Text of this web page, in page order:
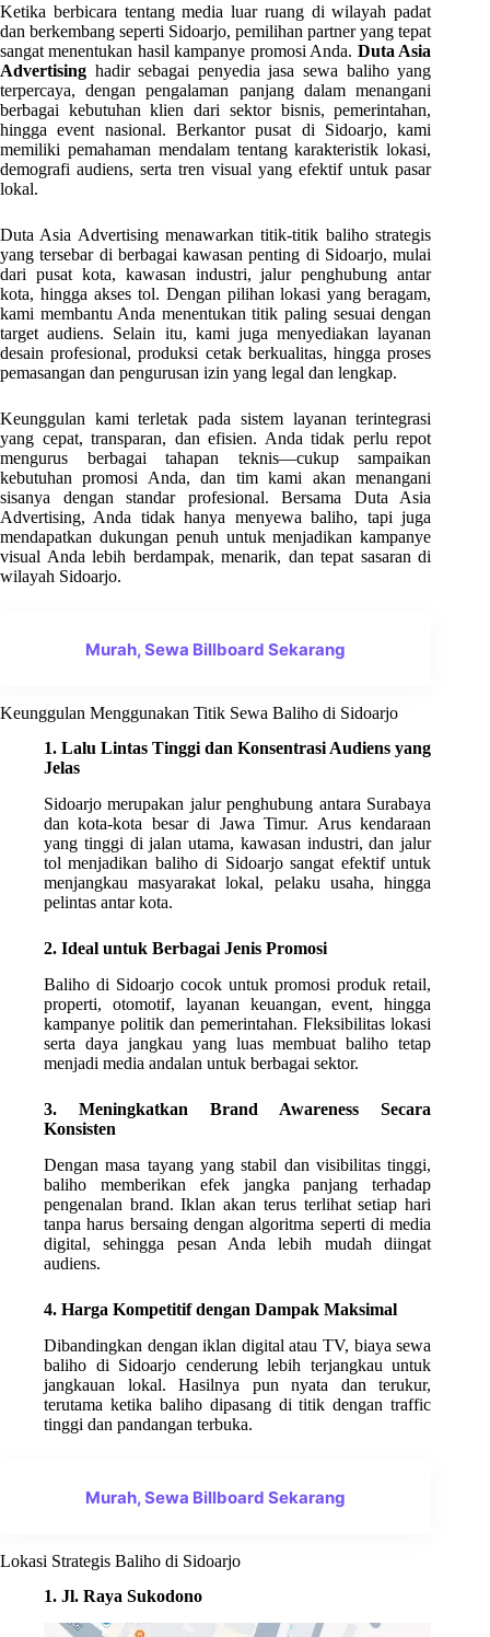
Ketika berbicara tentang media luar ruang di wilayah padat
dan berkembang seperti Sidoarjo, pemilihan partner yang tepat
sangat menentukan hasil kampanye promosi Anda. Duta Asia
Advertising hadir sebagai penyedia jasa sewa baliho yang
terpercaya, dengan pengalaman panjang dalam menangani
berbagai kebutuhan klien dari sektor bisnis, pemerintahan,
hingga event nasional. Berkantor pusat di Sidoarjo, kami
memiliki pemahaman mendalam tentang karakteristik lokasi,
demografi audiens, serta tren visual yang efektif untuk pasar
lokal.
Duta Asia Advertising menawarkan titik-titik baliho strategis
yang tersebar di berbagai kawasan penting di Sidoarjo, mulai
dari pusat kota, kawasan industri, jalur penghubung antar
kota, hingga akses tol. Dengan pilihan lokasi yang beragam,
kami membantu Anda menentukan titik paling sesuai dengan
target audiens. Selain itu, kami juga menyediakan layanan
desain profesional, produksi cetak berkualitas, hingga proses
pemasangan dan pengurusan izin yang legal dan lengkap.
Keunggulan kami terletak pada sistem layanan terintegrasi
yang cepat, transparan, dan efisien. Anda tidak perlu repot
mengurus berbagai tahapan teknis—cukup sampaikan
kebutuhan promosi Anda, dan tim kami akan menangani
sisanya dengan standar profesional. Bersama Duta Asia
Advertising, Anda tidak hanya menyewa baliho, tapi juga
mendapatkan dukungan penuh untuk menjadikan kampanye
visual Anda lebih berdampak, menarik, dan tepat sasaran di
wilayah Sidoarjo.
Murah, Sewa Billboard Sekarang
Keunggulan Menggunakan Titik Sewa Baliho di Sidoarjo
1. Lalu Lintas Tinggi dan Konsentrasi Audiens yang
Jelas
Sidoarjo merupakan jalur penghubung antara Surabaya
dan kota-kota besar di Jawa Timur. Arus kendaraan
yang tinggi di jalan utama, kawasan industri, dan jalur
tol menjadikan baliho di Sidoarjo sangat efektif untuk
menjangkau masyarakat lokal, pelaku usaha, hingga
pelintas antar kota.
2. Ideal untuk Berbagai Jenis Promosi
Baliho di Sidoarjo cocok untuk promosi produk retail,
properti, otomotif, layanan keuangan, event, hingga
kampanye politik dan pemerintahan. Fleksibilitas lokasi
serta daya jangkau yang luas membuat baliho tetap
menjadi media andalan untuk berbagai sektor.
3. Meningkatkan Brand Awareness Secara
Konsisten
Dengan masa tayang yang stabil dan visibilitas tinggi,
baliho memberikan efek jangka panjang terhadap
pengenalan brand. Iklan akan terus terlihat setiap hari
tanpa harus bersaing dengan algoritma seperti di media
digital, sehingga pesan Anda lebih mudah diingat
audiens.
4. Harga Kompetitif dengan Dampak Maksimal
Dibandingkan dengan iklan digital atau TV, biaya sewa
baliho di Sidoarjo cenderung lebih terjangkau untuk
jangkauan lokal. Hasilnya pun nyata dan terukur,
terutama ketika baliho dipasang di titik dengan traffic
tinggi dan pandangan terbuka.
Murah, Sewa Billboard Sekarang
Lokasi Strategis Baliho di Sidoarjo
1. Jl. Raya Sukodono